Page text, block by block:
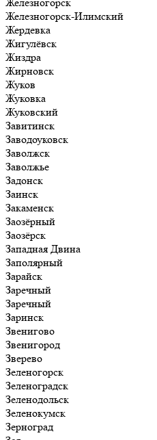
Железногорск-Илимский
Жердевка
Жигулёвск
Жиздра
Жирновск
Жуков
Жуковка
Жуковский
Завитинск
Заводоуковск
Заволжск
Заволжье
Задонск
Заинск
Закаменск
Заозёрный
Заозёрск
Западная Двина
Заполярный
Зарайск
Заречный
Заречный
Заринск
Звенигово
Звенигород
Зверево
Зеленогорск
Зеленоградск
Зеленодольск
Зеленокумск
Зерноград